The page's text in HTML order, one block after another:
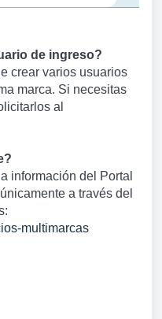
de ingreso?
crear varios usuarios
marca. Si necesitas
al
información del Portal
a través del
multimarcas